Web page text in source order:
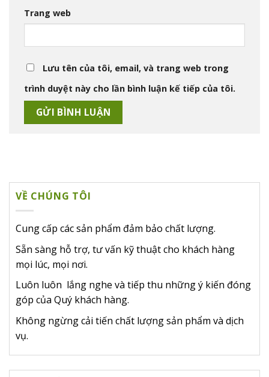
VỀ CHÚNG TÔI
Cung cấp các sản phẩm đảm bảo chất lượng.
Sẵn sàng hỗ trợ, tư vấn kỹ thuật cho khách hàng
mọi lúc, mọi nơi.
Luôn luôn lắng nghe và tiếp thu những ý kiến đóng
góp của Quý khách hàng.
Không ngừng cải tiến chất lượng sản phẩm và dịch
vụ.
Trang web
Lưu tên của tôi, email, và trang web trong
trình duyệt này cho lần bình luận kế tiếp của tôi.